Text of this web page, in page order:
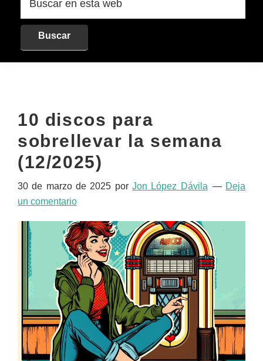
web
10 discos para
sobrellevar la semana
(12/2025)
30 de marzo de 2025 porJon López Dávila
Deja
un comentario